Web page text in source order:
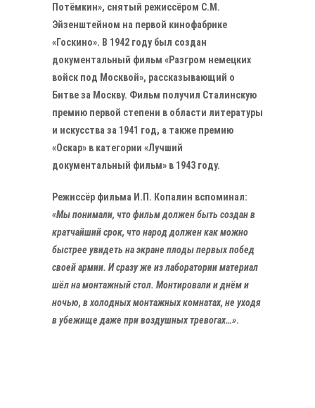
Потёмкин», снятый режиссёром С.М.
Эйзенштейном на первой кинофабрике
«Госкино». В 1942 году был создан
документальный фильм «Разгром немецких
войск под Москвой», рассказывающий о
Битве за Москву. Фильм получил Сталинскую
премию первой степени в области литературы
и искусства за 1941 год, а также премию
«Оскар» в категории «Лучший
документальный фильм» в 1943 году.
Режиссёр фильма И.П. Копалин вспоминал:
«Мы понимали, что фильм должен быть создан в
кратчайший срок, что народ должен как можно
быстрее увидеть на экране плоды первых побед
своей армии. И сразу же из лаборатории материал
шёл на монтажный стол. Монтировали и днём и
ночью, в холодных монтажных комнатах, не уходя
в убежище даже при воздушных тревогах…».